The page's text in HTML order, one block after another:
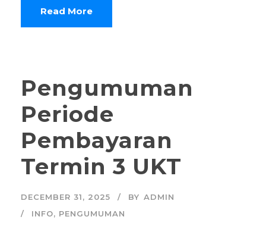
Read More
Pengumuman
Periode
Pembayaran
Termin 3 UKT
DECEMBER 31, 2025 BY ADMIN
INFO, PENGUMUMAN